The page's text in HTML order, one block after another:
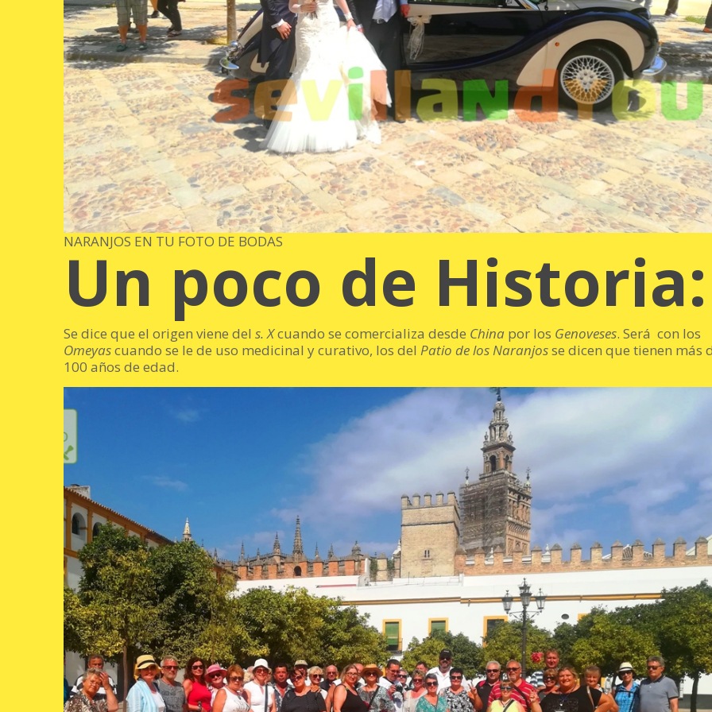
NARANJOS EN TU FOTO DE BODAS
Un poco de Historia:
Se dice que el origen viene dels. Xcuando se comercializa desde China por los Genoveses. Será con los
Omeyascuando se le de uso medicinal y curativo, los delPatio de los Naranjosse dicen que tienen más
100 años de edad.